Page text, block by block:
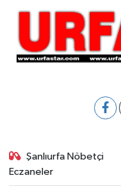
Şanlıurfa Nöbetçi
Eczaneler